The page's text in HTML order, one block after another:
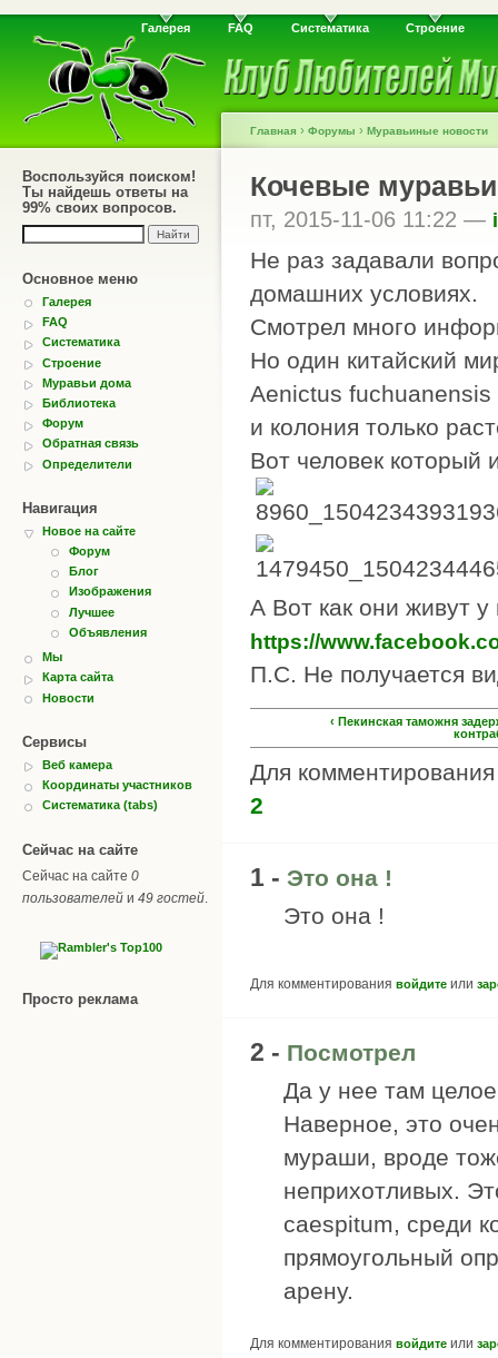
Галерея FAQ Систематика Строение
Воспользуйся поиском!
Ты найдешь ответы на
99% своих вопросов.
Основное меню
Галерея
FAQ
Систематика
Строение
Муравьи дома
Библиотека
Форум
Обратная связь
Определители
Навигация
Новое на сайте
Форум
Блог
Изображения
Лучшее
Объявления
Мы
Карта сайта
Новости
Сервисы
Веб камера
Координаты участников
Систематика (tabs)
Сейчас на сайте
Сейчас на сайте 0
пользователей и 49 гостей
Просто реклама
Главная › Форумы › Муравьиные новости
Кочевые
пт, 2015-11-06 11:22 —
Не раз задавали
домашних условиях.
Смотрел много
Но один китайский
Aenictus
и колония только
Вот человек который
А Вот как они живут у
https://
П.С. Не получается
‹ Пекинская таможня
Для
2
1 - Это она !
Это она !
Для комментирования войдите или
2 - Посмотрел
Да у нее там
Наверное, это
мураши, вроде
неприхотливых.
caespitum, среди
прямоугольный
арену.
Для комментирования войдите или